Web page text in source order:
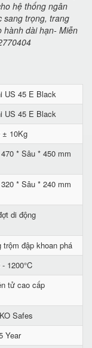
hệ thống ngân
sang trọng, trang
hành dài hạn- Miễn
US 45 E Black
US 45 E Black
± 10Kg
* Sâu * 450 mm
* Sâu * 240 mm
di động
trộm đập khoan phá
1200°C
tử cao cấp
Safes
Year